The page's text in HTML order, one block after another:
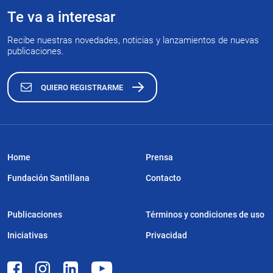
Te va a interesar
Recibe nuestras novedades, noticias y lanzamientos de nuevas
publicaciones.
QUIERO REGISTRARME
Home
Fundación Santillana
Publicaciones
Iniciativas
Prensa
Contacto
Términos y condiciones de uso
Privacidad